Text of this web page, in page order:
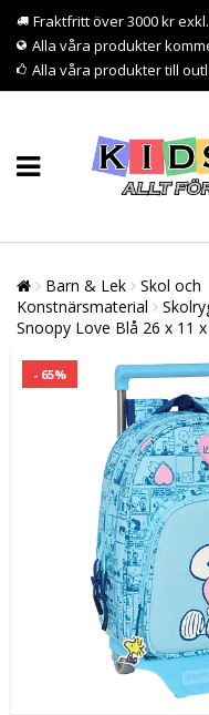
Fraktfritt över 3000 kr
Alla våra produkter
Alla våra produkter till
Barn & Lek
Skol och
Konstnärsmaterial
Snoopy Love Blå 26 x 11
- 65%